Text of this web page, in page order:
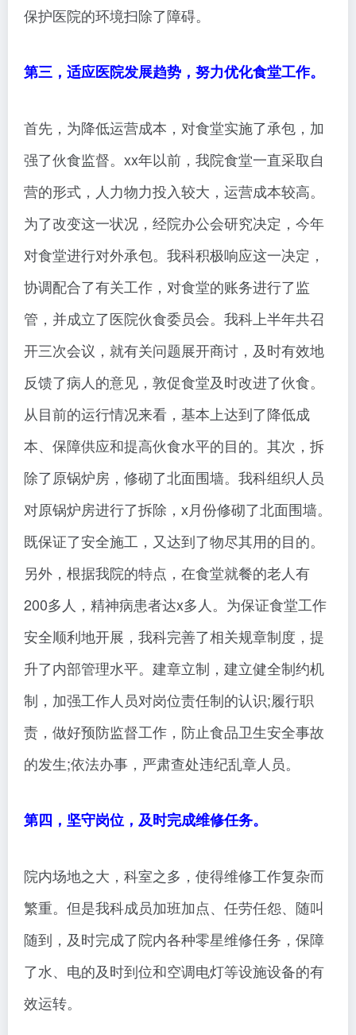
保护医院的环境扫除了障碍。
第三，适应医院发展趋势，努力优化食堂工作。
首先，为降低运营成本，对食堂实施了承包，加
强了伙食监督。xx年以前，我院食堂一直采取自
营的形式，人力物力投入较大，运营成本较高。
为了改变这一状况，经院办公会研究决定，今年
对食堂进行对外承包。我科积极响应这一决定，
协调配合了有关工作，对食堂的账务进行了监
管，并成立了医院伙食委员会。我科上半年共召
开三次会议，就有关问题展开商讨，及时有效地
反馈了病人的意见，敦促食堂及时改进了伙食。
从目前的运行情况来看，基本上达到了降低成
本、保障供应和提高伙食水平的目的。其次，拆
除了原锅炉房，修砌了北面围墙。我科组织人员
对原锅炉房进行了拆除，x月份修砌了北面围墙。
既保证了安全施工，又达到了物尽其用的目的。
另外，根据我院的特点，在食堂就餐的老人有
200多人，精神病患者达x多人。为保证食堂工作
安全顺利地开展，我科完善了相关规章制度，提
升了内部管理水平。建章立制，建立健全制约机
制，加强工作人员对岗位责任制的认识;履行职
责，做好预防监督工作，防止食品卫生安全事故
的发生;依法办事，严肃查处违纪乱章人员。
第四，坚守岗位，及时完成维修任务。
院内场地之大，科室之多，使得维修工作复杂而
繁重。但是我科成员加班加点、任劳任怨、随叫
随到，及时完成了院内各种零星维修任务，保障
了水、电的及时到位和空调电灯等设施设备的有
效运转。